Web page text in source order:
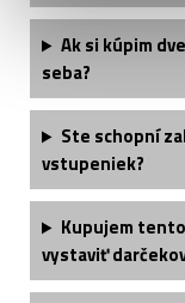
Ak si kúpim
seba?
Ste schopní
vstupeniek?
Kupujem
vystaviť